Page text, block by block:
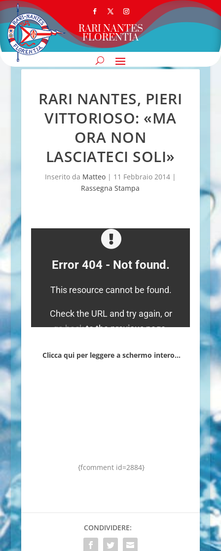
RARI NANTES
FLORENTIA
RARI NANTES, PIERI
VITTORIOSO: «MA
ORA NON
LASCIATECI SOLI»
Inserito da Matteo| 11 Febbraio 2014|
Rassegna Stampa
Clicca qui per leggere a schermo intero…
{fcomment id=2884}
CONDIVIDERE: